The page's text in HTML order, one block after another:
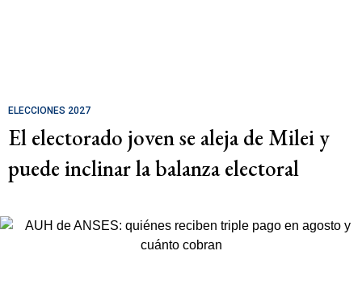
ELECCIONES 2027
El electorado joven se aleja de Milei y
puede inclinar la balanza electoral